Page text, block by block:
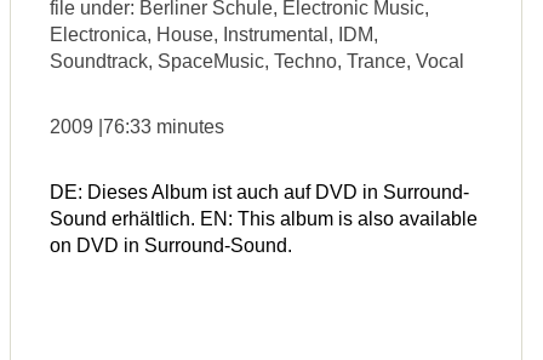
file under: Berliner Schule, Electronic Music,
Electronica, House, Instrumental, IDM,
Soundtrack, SpaceMusic, Techno, Trance, Vocal
2009 |76:33 minutes
DE: Dieses Album ist auch auf DVD in Surround-
Sound erhältlich. EN: This album is also available
on DVD in Surround-Sound.